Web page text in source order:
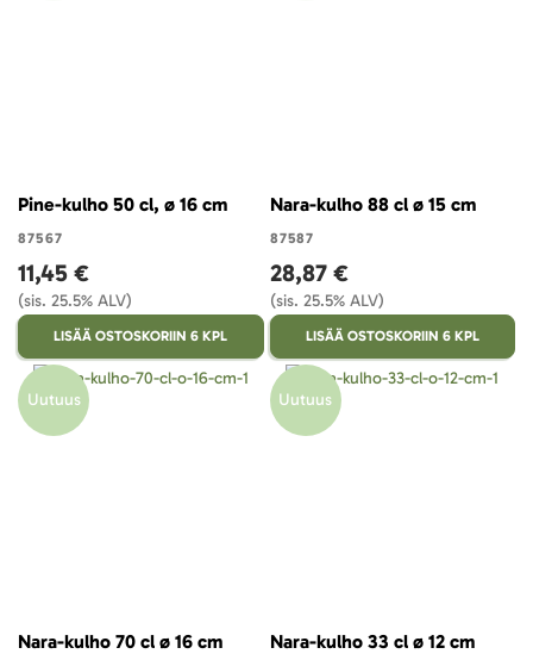
Pine-kulho 50 cl, ø 16 cm
87567
11,45 €
(sis. 25.5% ALV)
LISÄÄ OSTOSKORIIN 6 KPL
Nara-kulho 88 cl ø 15 cm
87587
28,87 €
(sis. 25.5% ALV)
LISÄÄ OSTOSKORIIN 6 KPL
Uutuus
Nara-kulho 70 cl ø 16 cm
Uutuus
Nara-kulho 33 cl ø 12 cm